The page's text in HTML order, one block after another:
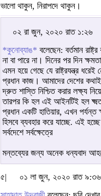
ভালো থাকুন, নিরাপদে থাকুন।
০২ রা জুন, ২০২০ রাত ১:২৬
*কুনোব্যাঙ* বলেছেন: বর্তমান
না বা পারে না। দিনের পর দিন
এমন হয়ে গেছে যে রাষ্ট্রযন্ত্র ধরেই
প্রধান কাজ। আমাদের দেশের
দ্রুত শাস্তি নিশ্চিত করার লক্ষ্য
তারপর কি হল এই আইনটিই হল
প্রধান একটি হাতিয়ার, এখন পর্যন্ত
হিসবে ব্যবহার করে যাচ্ছে. এই
সর্বদেশে সর্বক্ষেত্রে
মন্তব্যের জন্য অনেক ধন্যবাদ
৫|
০১ লা জুন, ২০২০ রাত ৯:৩৬